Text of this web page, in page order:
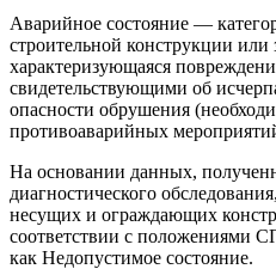
Аварийное состояние —
строительной конструкции
характеризующаяся
свидетельствующими об
опасности обрушения
противоаварийных
На основании данных,
диагностического
несущих и ограждающих
соответствии с положениями
как Недопустимое состояние.